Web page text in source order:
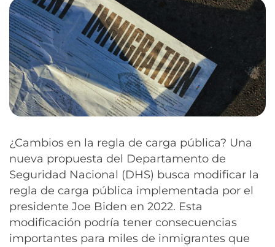
¿Cambios en la regla de carga pública? Una
nueva propuesta del Departamento de
Seguridad Nacional (DHS) busca modificar la
regla de carga pública implementada por el
presidente Joe Biden en 2022. Esta
modificación podría tener consecuencias
importantes para miles de inmigrantes que